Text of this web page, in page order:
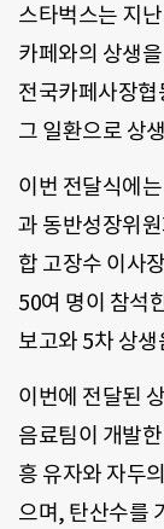
스타벅스는 지
카페와의 상생
전국카페사장협
그 일환으로 상
이번 전달식에
과 동반성장위
합 고장수 이사
50여 명이 참석
보고와 5차 상
이번에 전달된
음료팀이 개발
흥 유자와 자두
으며, 탄산수를